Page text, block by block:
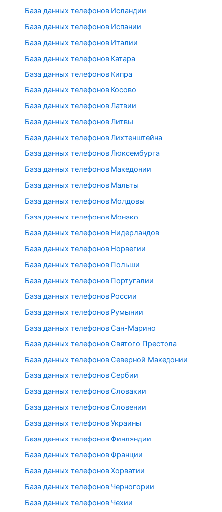
База данных телефонов Исландии
База данных телефонов Испании
База данных телефонов Италии
База данных телефонов Катара
База данных телефонов Кипра
База данных телефонов Косово
База данных телефонов Латвии
База данных телефонов Литвы
База данных телефонов Лихтенштейна
База данных телефонов Люксембурга
База данных телефонов Македонии
База данных телефонов Мальты
База данных телефонов Молдовы
База данных телефонов Монако
База данных телефонов Нидерландов
База данных телефонов Норвегии
База данных телефонов Польши
База данных телефонов Португалии
База данных телефонов России
База данных телефонов Румынии
База данных телефонов Сан-Марино
База данных телефонов Святого Престола
База данных телефонов Северной Македонии
База данных телефонов Сербии
База данных телефонов Словакии
База данных телефонов Словении
База данных телефонов Украины
База данных телефонов Финляндии
База данных телефонов Франции
База данных телефонов Хорватии
База данных телефонов Черногории
База данных телефонов Чехии